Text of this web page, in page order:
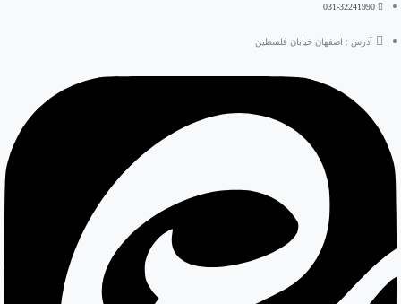
031-32241990
آدرس : اصفهان خیابان فلسطین